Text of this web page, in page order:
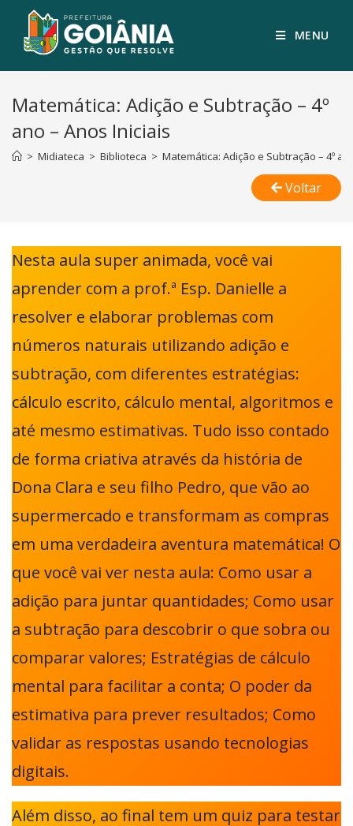
MENU
Matemática: Adição e Subtração – 4º
ano – Anos Iniciais
> Midiateca > Biblioteca > Matemática: Adição e Subtração – 4º
Voltar
Nesta aula super animada, você vai
aprender com a prof.ª Esp. Danielle a
resolver e elaborar problemas com
números naturais utilizando adição e
subtração, com diferentes estratégias:
cálculo escrito, cálculo mental, algoritmos e
até mesmo estimativas. Tudo isso contado
de forma criativa através da história de
Dona Clara e seu filho Pedro, que vão ao
supermercado e transformam as compras
em uma verdadeira aventura matemática! O
que você vai ver nesta aula: Como usar a
adição para juntar quantidades; Como usar
a subtração para descobrir o que sobra ou
comparar valores; Estratégias de cálculo
mental para facilitar a conta; O poder da
estimativa para prever resultados; Como
validar as respostas usando tecnologias
digitais.
Além disso, ao final tem um quiz para testar